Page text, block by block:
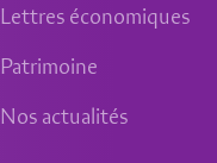
Lettres économiques
Patrimoine
Nos actualités